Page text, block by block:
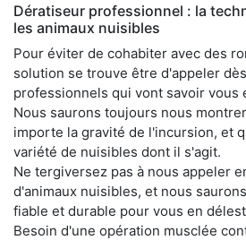
Dératiseur professionnel : la
les animaux nuisibles
Pour éviter de cohabiter avec des
solution se trouve être d'appeler
professionnels qui vont savoir vous
Nous saurons toujours nous
importe la gravité de l'incursion, et
variété de nuisibles dont il s'agit.
Ne tergiversez pas à nous appeler
d'animaux nuisibles, et nous
fiable et durable pour vous en
Besoin d'une opération musclée